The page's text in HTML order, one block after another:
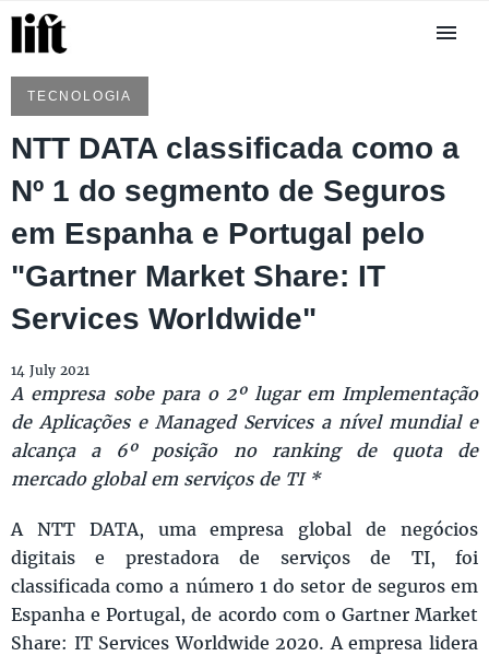
TECNOLOGIA
NTT DATA classificada como a
Nº 1 do segmento de Seguros
em Espanha e Portugal pelo
"Gartner Market Share: IT
Services Worldwide"
14 July 2021
A empresa sobe para o 2º lugar em Implementação
de Aplicações e Managed Services a nível mundial e
alcança a 6º posição no ranking de quota de
mercado global em serviços de TI *
A NTT DATA, uma empresa global de negócios
digitais e prestadora de serviços de TI, foi
classificada como a número 1 do setor de seguros em
Espanha e Portugal, de acordo com o Gartner Market
Share: IT Services Worldwide 2020. A empresa lidera